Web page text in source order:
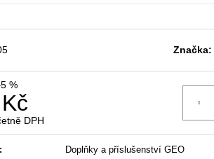
Značka:
%
DPH
:
Doplňky a příslušenství GEO
NÁBYTKOVÁ SESTAVA EASY 1
22 967 Kč